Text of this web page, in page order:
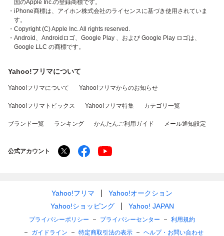
国のApple Inc.の登録商標です。
・iPhone商標は、アイホン株式会社のライセンスに基づき使用されていま
す。
・Copyright (C) Apple Inc. All rights reserved.
・Android、Androidロゴ、Google Play 、および Google Play ロゴは、
Google LLC の商標です。
Yahoo!フリマについて
Yahoo!フリマについて Yahoo!フリマからのお知らせ
Yahoo!フリマトピックス Yahoo!フリマ特集 カテゴリ一覧
ブランド一覧 ランキング かんたんご利用ガイド メール通知設定
公式アカウント
Yahoo!フリマ
Yahoo!オークション
Yahoo!ショッピング
Yahoo! JAPAN
プライバシーポリシー プライバシーセンター
利用規約
ガイドライン
特定商取引法の表示 ヘルプ・お問い合わせ